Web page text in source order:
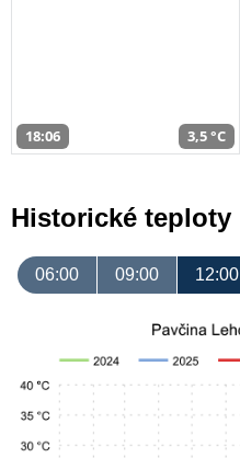
18:06 3,5 °C
Historické teploty
06:00 09:00 12:00